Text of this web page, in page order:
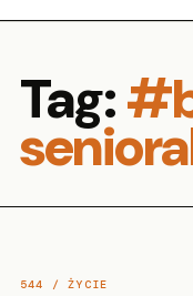
Tag:
544 / ŻYCIE